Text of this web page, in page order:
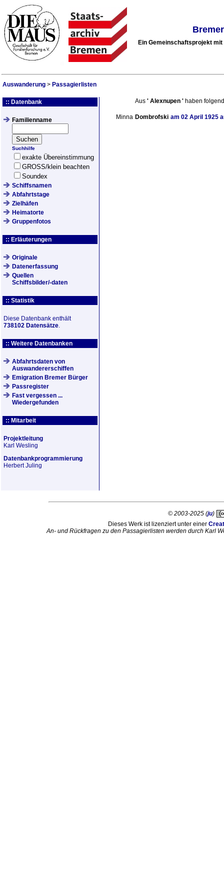
Ein Gemeinschaftsprojekt
Auswanderung > Passagierlisten
:: Datenbank
Familienname
Suchhilfe
exakte Übereinstimmung
GROSS/klein beachten
Soundex
Schiffsnamen
Abfahrtstage
Zielhäfen
Heimatorte
Gruppenfotos
:: Erläuterungen
Originale
Datenerfassung
Quellen
Schiffsbilder/-daten
:: Statistik
Diese Datenbank enthält
738102 Datensätze.
:: Weitere Datenbanken
Abfahrtsdaten von
Auswandererschiffen
Emigration Bremer Bürger
Passregister
Fast vergessen ...
Wiedergefunden
:: Mitarbeit
Projektleitung
Karl Wesling
Datenbankprogrammierung
Herbert Juling
Aus ' Alexnupen'haben
Minna Dombrofski am 02 April 1925
© 2003-2025 (ju)
Dieses Werk ist lizenziert unter einer
An- und Rückfragen zu den Passagierlisten werden durch Karl